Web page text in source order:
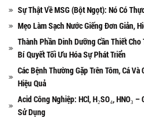
Sự Thật Về MSG (Bột Ngọt): Nó Có
Mẹo Làm Sạch Nước Giếng Đơn Giản,
Thành Phần Dinh Dưỡng Cần Thiết Cho
Bí Quyết Tối Ưu Hóa Sự Phát Triển
Các Bệnh Thường Gặp Trên Tôm, Cá
Hiệu Quả
Acid Công Nghiệp: HCl, H₂SO₄, HNO₃ –
Sử Dụng